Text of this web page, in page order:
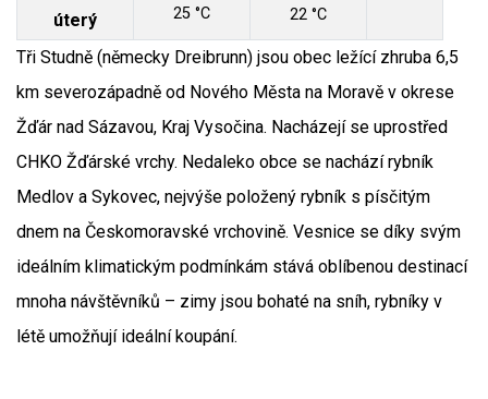
úterý
25 °C 22 °C
Tři Studně (německy Dreibrunn) jsou obec ležící zhruba 6,5
km severozápadně od Nového Města na Moravě v okrese
Žďár nad Sázavou, Kraj Vysočina. Nacházejí se uprostřed
CHKO Žďárské vrchy. Nedaleko obce se nachází rybník
Medlov a Sykovec, nejvýše položený rybník s písčitým
dnem na Českomoravské vrchovině. Vesnice se díky svým
ideálním klimatickým podmínkám stává oblíbenou destinací
mnoha návštěvníků – zimy jsou bohaté na sníh, rybníky v
létě umožňují ideální koupání.